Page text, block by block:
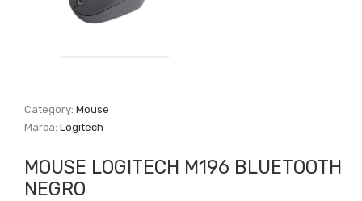
Category:Mouse
Marca:Logitech
MOUSE LOGITECH M196 BLUETOOTH
NEGRO